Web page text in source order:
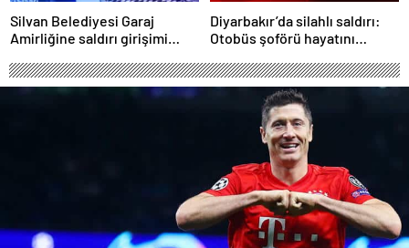
Silvan Belediyesi Garaj
Amirliğine saldırı girişimi
Diyarbakır’da silahlı saldırı:
Otobüs şoförü hayatını